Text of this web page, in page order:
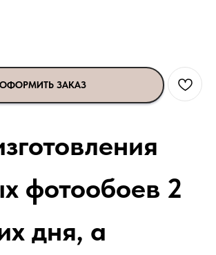
ОФОРМИТЬ ЗАКАЗ
фотообоев 2
дня, а